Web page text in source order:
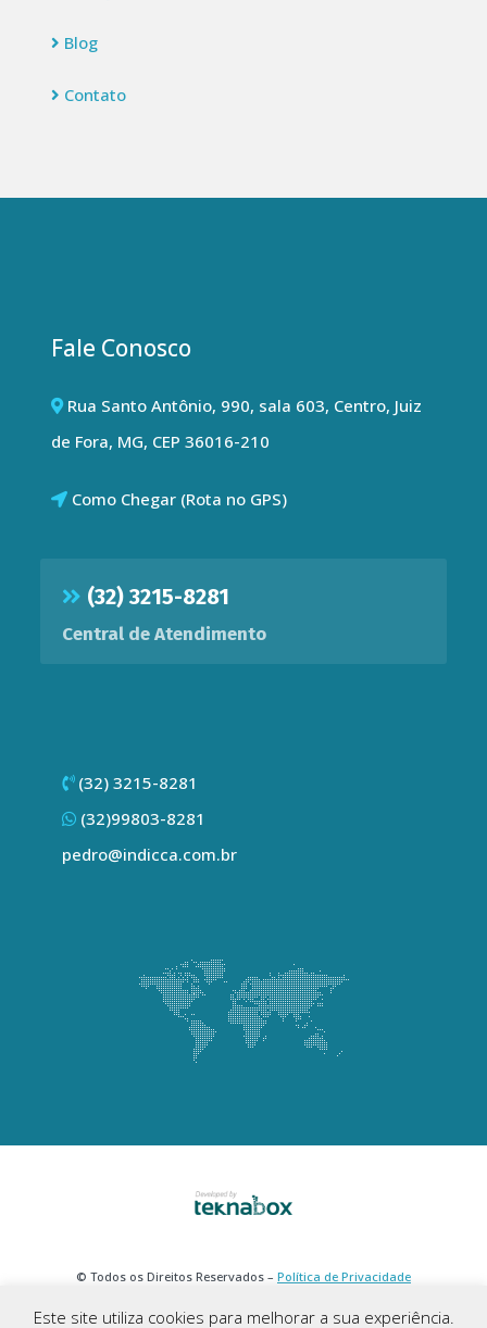
Blog
Contato
Fale Conosco
Rua Santo Antônio, 990, sala 603, Centro, Juiz
de Fora, MG, CEP 36016-210
Como Chegar (Rota no GPS)
(32) 3215-8281
Central de Atendimento
(32) 3215-8281
(32)99803-8281
pedro@indicca.com.br
© Todos os Direitos Reservados – Política de Privacidade
Este site utiliza cookies para melhorar a sua experiência.